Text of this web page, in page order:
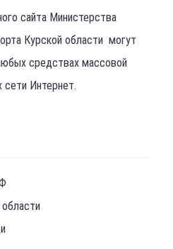
сайта Министерства
Курской области могут
средствах массовой
сети Интернет.